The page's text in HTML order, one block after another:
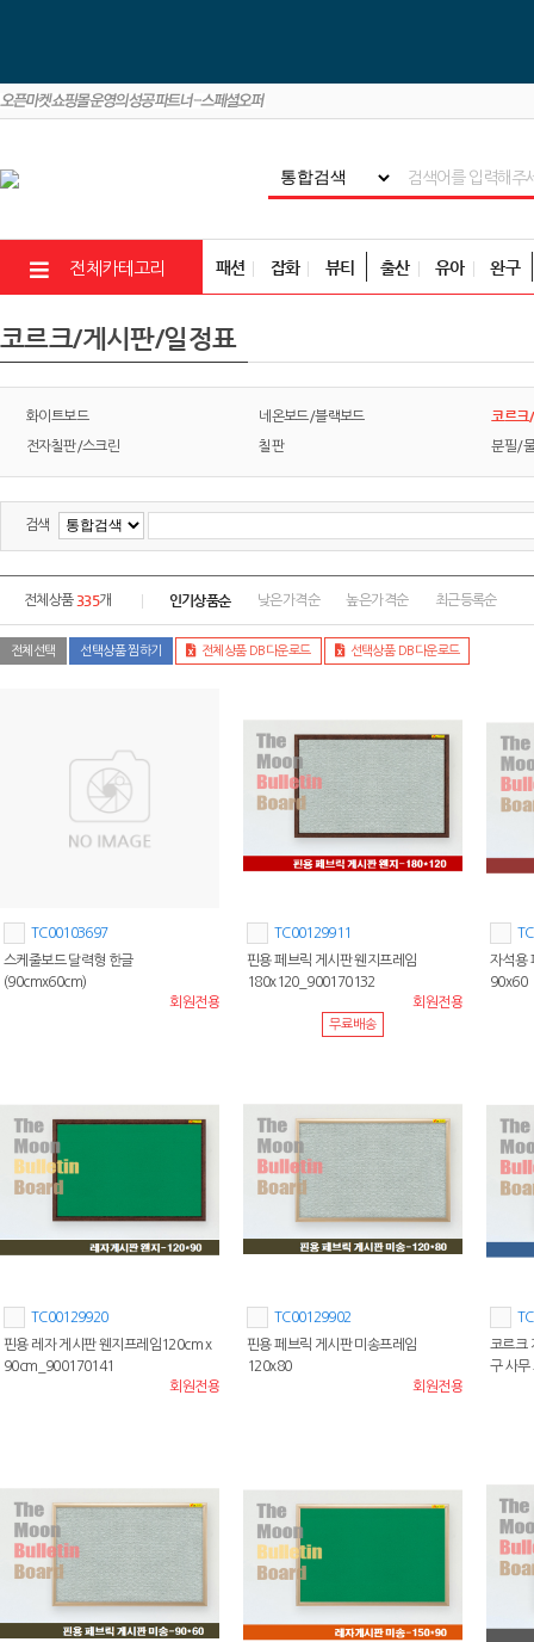
전체카테고리 패션 잡화 뷰티 출산 유아 완구
코르크/게시판/일정표
화이트보드 네온보드/블랙보드 코르크
전자칠판/스크린 칠판 분필/
검색
전체상품 335개 인기상품순 낮은가격순 높은가격순 최근등록순
전체선택 선택상품 찜하기 전체상품 DB다운로드 선택상품 DB다운로드
TC00103697
스케줄보드 달력형 한글
(90cmx60cm)
회원전용
TC00129911
핀용 페브릭 게시판 웬지프레임
180x120_900170132
회원전용
무료배송
자석용
90x60
TC00129920
핀용 레자 게시판 웬지프레임120cm x
90cm_900170141
회원전용
TC00129902
핀용 페브릭 게시판 미송프레임
120x80
회원전용
코르크
구 사무